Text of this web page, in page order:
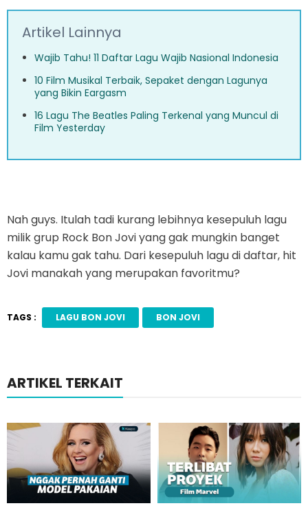
Artikel Lainnya
Wajib Tahu! 11 Daftar Lagu Wajib Nasional Indonesia
10 Film Musikal Terbaik, Sepaket dengan Lagunya
yang Bikin Eargasm
16 Lagu The Beatles Paling Terkenal yang Muncul di
Film Yesterday
Nah guys. Itulah tadi kurang lebihnya kesepuluh lagu
milik grup Rock Bon Jovi yang gak mungkin banget
kalau kamu gak tahu. Dari kesepuluh lagu di daftar, hit
Jovi manakah yang merupakan favoritmu?
TAGS : LAGU BON JOVI BON JOVI
ARTIKEL TERKAIT